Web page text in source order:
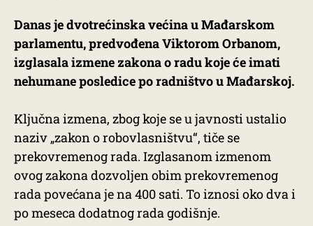
Danas je dvotrećinska većina u Mađarskom
parlamentu, predvođena Viktorom Orbanom,
izglasala izmene zakona o radu koje će imati
nehumane posledice po radništvo u Mađarskoj.
Ključna izmena, zbog koje se u javnosti ustalio
naziv „zakon o robovlasništvu“, tiče se
prekovremenog rada. Izglasanom izmenom
ovog zakona dozvoljen obim prekovremenog
rada povećana je na 400 sati. To iznosi oko dva i
po meseca dodatnog rada godišnje.